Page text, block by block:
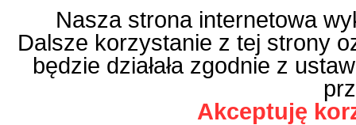
Nasza strona internetowa
Dalsze korzystanie z tej strony
będzie działała zgodnie z
Akceptuję